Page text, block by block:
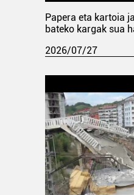
Papera eta kartoia
bateko kargak sua
2026/07/27